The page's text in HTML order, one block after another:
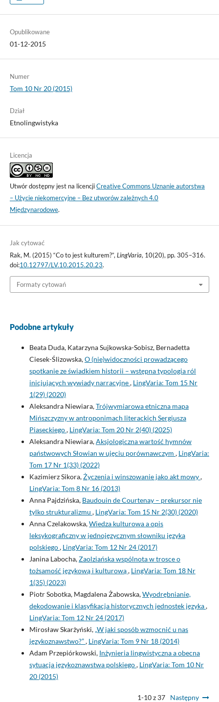
Opublikowane
01-12-2015
Numer
Tom 10 Nr 20 (2015)
Dział
Etnolingwistyka
Licencja
Utwór dostępny jest na licencjiCreative Commons Uznanie autorstwa
– Użycie niekomercyjne – Bez utworów zależnych 4.0
Międzynarodowe.
Jak cytować
Rak, M. (2015) “Co to jest kulturem?”, LingVaria, 10(20), pp. 305–316.
doi:10.12797/LV.10.2015.20.23.
Formaty cytowań
Podobne artykuły
Beata Duda, Katarzyna Sujkowska-Sobisz, Bernadetta
Ciesek-Ślizowska,O (nie)widoczności prowadzącego
spotkanie ze świadkiem historii – wstępna typologia ról
inicjujących wywiady narracyjne, LingVaria: Tom 15 Nr
1(29) (2020)
Aleksandra Niewiara,Trójwymiarowa etniczna mapa
Mińszczyzny w antroponimach literackich Sergiusza
Piaseckiego, LingVaria: Tom 20 Nr 2(40) (2025)
Aleksandra Niewiara,Aksjologiczna wartość hymnów
państwowych Słowian w ujęciu porównawczym , LingVaria:
Tom 17 Nr 1(33) (2022)
Kazimierz Sikora,Życzenia i winszowanie jako akt mowy,
LingVaria: Tom 8 Nr 16 (2013)
Anna Pajdzińska, Baudouin de Courtenay – prekursor nie
tylko strukturalizmu , LingVaria: Tom 15 Nr 2(30) (2020)
Anna Czelakowska,Wiedza kulturowa a opis
leksykograficzny w jednojęzycznym słowniku języka
polskiego, LingVaria: Tom 12 Nr 24 (2017)
Janina Labocha,Zaolziańska wspólnota w trosce o
tożsamość językową i kulturową, LingVaria: Tom 18 Nr
1(35) (2023)
Piotr Sobotka, Magdalena Żabowska,Wyodrębnianie,
dekodowanie i klasyfikacja historycznych jednostek języka,
LingVaria: Tom 12 Nr 24 (2017)
Mirosław Skarżyński, „W jaki sposób wzmocnić u nas
językoznawstwo?”, LingVaria: Tom 9 Nr 18 (2014)
Adam Przepiórkowski, Inżynieria lingwistyczna a obecna
sytuacja językoznawstwa polskiego, LingVaria: Tom 10 Nr
20 (2015)
1-10 z 37 Następny